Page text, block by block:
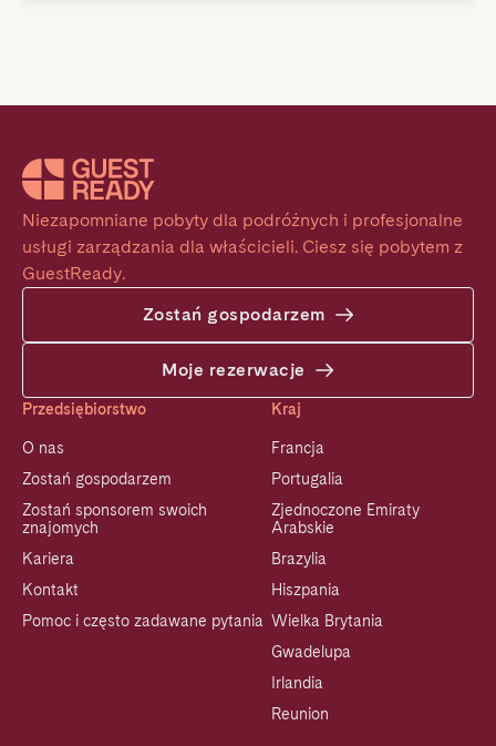
Niezapomniane pobyty dla podróżnych i profesjonalne
usługi zarządzania dla właścicieli. Ciesz się pobytem z
GuestReady.
Zostań gospodarzem
Moje rezerwacje
Przedsiębiorstwo
O nas
Zostań gospodarzem
Zostań sponsorem swoich
znajomych
Kariera
Kontakt
Pomoc i często zadawane pytania
Kraj
Francja
Portugalia
Zjednoczone Emiraty
Arabskie
Brazylia
Hiszpania
Wielka Brytania
Gwadelupa
Irlandia
Reunion